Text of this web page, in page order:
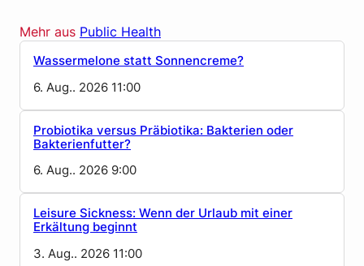
Mehr aus Public Health
Wassermelone statt Sonnencreme?
6. Aug.. 2026 11:00
Probiotika versus Präbiotika: Bakterien oder
Bakterienfutter?
6. Aug.. 2026 9:00
Leisure Sickness: Wenn der Urlaub mit einer
Erkältung beginnt
3. Aug.. 2026 11:00